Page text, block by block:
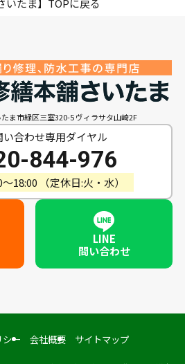
いたま】TOPに戻る
ま市緑区三室320-5 ヴィラサタ山崎2F
い合わせ専用ダイヤル
844-976
18:00 （定休日:火・水）
LINE
問い合わせ
ー 会社概要 サイトマップ